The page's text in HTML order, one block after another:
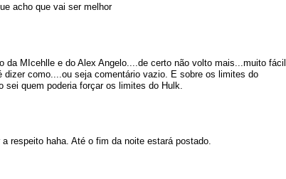
acho que vai ser melhor
da MIcehlle e do Alex Angelo....de certo não volto mais...muito fácil
como....ou seja comentário vazio. E sobre os limites do
quem poderia forçar os limites do Hulk.
respeito haha. Até o fim da noite estará postado.